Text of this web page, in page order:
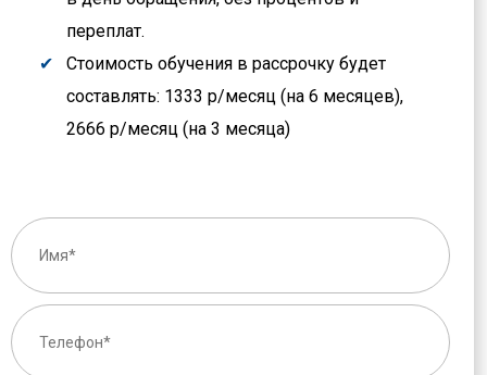
переплат.
Стоимость обучения в рассрочку будет
составлять: 1333 р/месяц (на 6 месяцев),
2666 р/месяц (на 3 месяца)